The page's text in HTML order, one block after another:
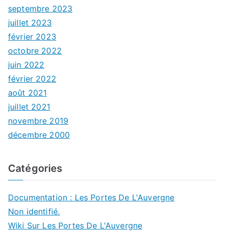
septembre 2023
juillet 2023
février 2023
octobre 2022
juin 2022
février 2022
août 2021
juillet 2021
novembre 2019
décembre 2000
Catégories
Documentation : Les Portes De L'Auvergne
Non identifié.
Wiki Sur Les Portes De L'Auvergne